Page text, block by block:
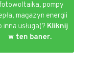
pompy
magazyn energii
inna usługa)? Kliknij
w ten baner.